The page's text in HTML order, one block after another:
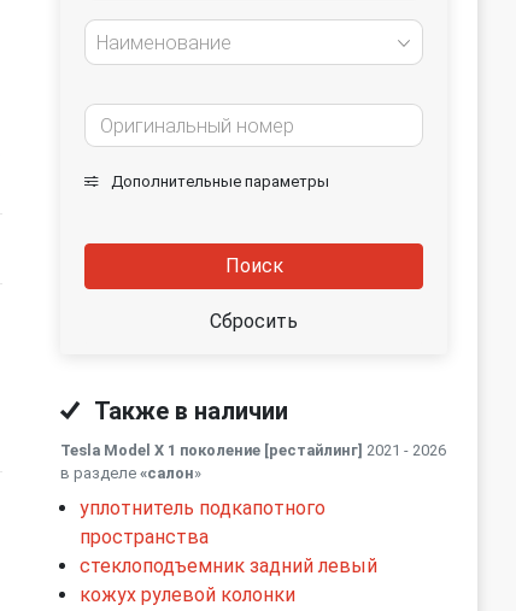
Наименование
Дополнительные параметры
Поиск
Сбросить
Также в наличии
Tesla Model X 1 поколение [рестайлинг] 2021 - 2026
в разделе «салон»
уплотнитель подкапотного
пространства
стеклоподъемник задний левый
кожух рулевой колонки